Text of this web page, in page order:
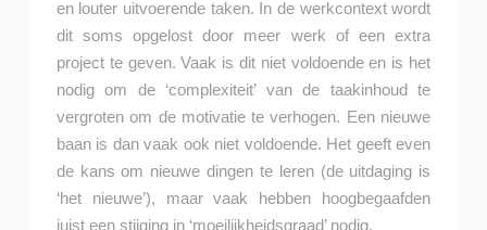
en louter uitvoerende taken. In de werkcontext wordt
dit soms opgelost door meer werk of een extra
project te geven. Vaak is dit niet voldoende en is het
nodig om de ‘complexiteit’ van de taakinhoud te
vergroten om de motivatie te verhogen. Een nieuwe
baan is dan vaak ook niet voldoende. Het geeft even
de kans om nieuwe dingen te leren (de uitdaging is
‘het nieuwe’), maar vaak hebben hoogbegaafden
juist een stijging in ‘moeilijkheidsgraad’ nodig.